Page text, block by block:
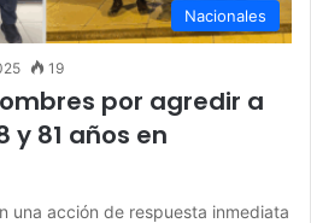
Nacionales
19
por agredir a
y 81 años en
una acción de respuesta inmediata